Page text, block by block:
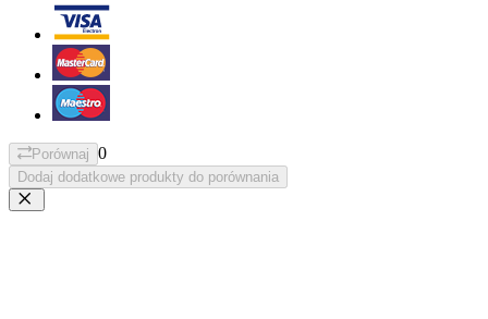
Porównaj 0
Dodaj dodatkowe produkty do porównania